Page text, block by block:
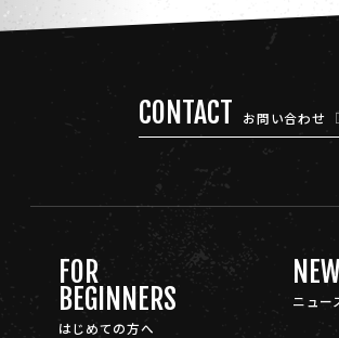
CONTACT お問い合わせ
FOR
BEGINNERS
はじめての方へ
ニュー